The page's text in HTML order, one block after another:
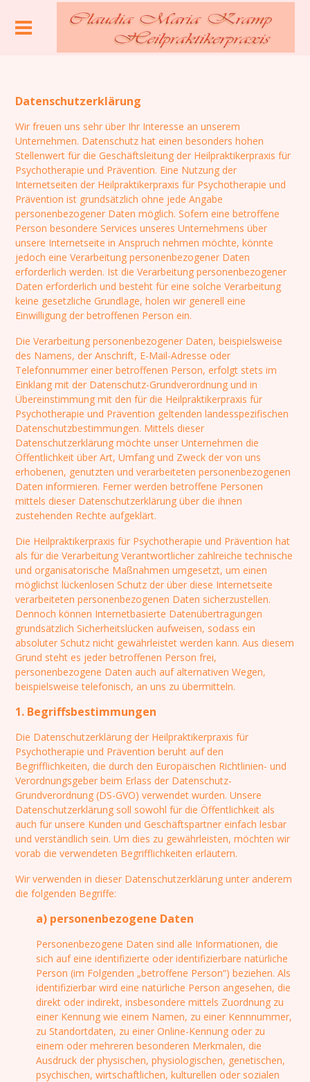
Datenschutzerklärung
Wir freuen uns sehr über Ihr Interesse an unserem
Unternehmen. Datenschutz hat einen besonders hohen
Stellenwert für die Geschäftsleitung der Heilpraktikerpraxis für
Psychotherapie und Prävention. Eine Nutzung der
Internetseiten der Heilpraktikerpraxis für Psychotherapie und
Prävention ist grundsätzlich ohne jede Angabe
personenbezogener Daten möglich. Sofern eine betroffene
Person besondere Services unseres Unternehmens über
unsere Internetseite in Anspruch nehmen möchte, könnte
jedoch eine Verarbeitung personenbezogener Daten
erforderlich werden. Ist die Verarbeitung personenbezogener
Daten erforderlich und besteht für eine solche Verarbeitung
keine gesetzliche Grundlage, holen wir generell eine
Einwilligung der betroffenen Person ein.
Die Verarbeitung personenbezogener Daten, beispielsweise
des Namens, der Anschrift, E-Mail-Adresse oder
Telefonnummer einer betroffenen Person, erfolgt stets im
Einklang mit der Datenschutz-Grundverordnung und in
Übereinstimmung mit den für die Heilpraktikerpraxis für
Psychotherapie und Prävention geltenden landesspezifischen
Datenschutzbestimmungen. Mittels dieser
Datenschutzerklärung möchte unser Unternehmen die
Öffentlichkeit über Art, Umfang und Zweck der von uns
erhobenen, genutzten und verarbeiteten personenbezogenen
Daten informieren. Ferner werden betroffene Personen
mittels dieser Datenschutzerklärung über die ihnen
zustehenden Rechte aufgeklärt.
Die Heilpraktikerpraxis für Psychotherapie und Prävention hat
als für die Verarbeitung Verantwortlicher zahlreiche technische
und organisatorische Maßnahmen umgesetzt, um einen
möglichst lückenlosen Schutz der über diese Internetseite
verarbeiteten personenbezogenen Daten sicherzustellen.
Dennoch können Internetbasierte Datenübertragungen
grundsätzlich Sicherheitslücken aufweisen, sodass ein
absoluter Schutz nicht gewährleistet werden kann. Aus diesem
Grund steht es jeder betroffenen Person frei,
personenbezogene Daten auch auf alternativen Wegen,
beispielsweise telefonisch, an uns zu übermitteln.
1. Begriffsbestimmungen
Die Datenschutzerklärung der Heilpraktikerpraxis für
Psychotherapie und Prävention beruht auf den
Begrifflichkeiten, die durch den Europäischen Richtlinien- und
Verordnungsgeber beim Erlass der Datenschutz-
Grundverordnung (DS-GVO) verwendet wurden. Unsere
Datenschutzerklärung soll sowohl für die Öffentlichkeit als
auch für unsere Kunden und Geschäftspartner einfach lesbar
und verständlich sein. Um dies zu gewährleisten, möchten wir
vorab die verwendeten Begrifflichkeiten erläutern.
Wir verwenden in dieser Datenschutzerklärung unter anderem
die folgenden Begriffe:
a) personenbezogene Daten
Personenbezogene Daten sind alle Informationen, die
sich auf eine identifizierte oder identifizierbare natürliche
Person (im Folgenden „betroffene Person“) beziehen. Als
identifizierbar wird eine natürliche Person angesehen, die
direkt oder indirekt, insbesondere mittels Zuordnung zu
einer Kennung wie einem Namen, zu einer Kennnummer,
zu Standortdaten, zu einer Online-Kennung oder zu
einem oder mehreren besonderen Merkmalen, die
Ausdruck der physischen, physiologischen, genetischen,
psychischen, wirtschaftlichen, kulturellen oder sozialen